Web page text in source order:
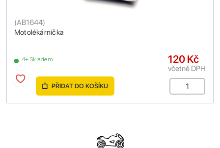
Motolékárnička
(AB1644)
4+ Skladem 120 Kč
včetně DPH
PŘIDAT DO KOŠÍKU